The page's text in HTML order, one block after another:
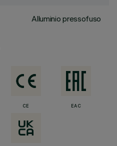
Alluminio pressofuso
CE EAC